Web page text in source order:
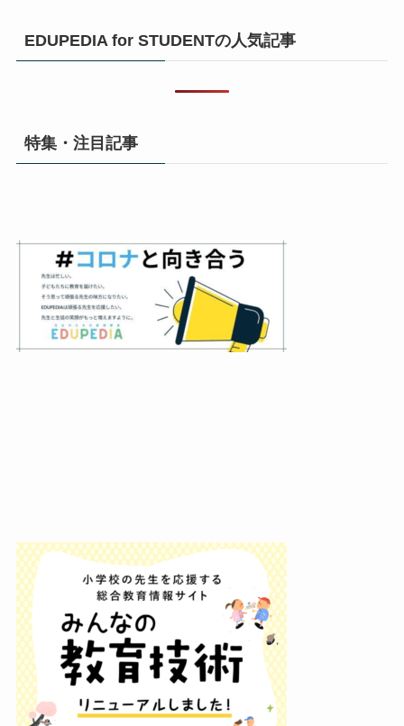
EDUPEDIA for STUDENTの人気記事
特集・注目記事